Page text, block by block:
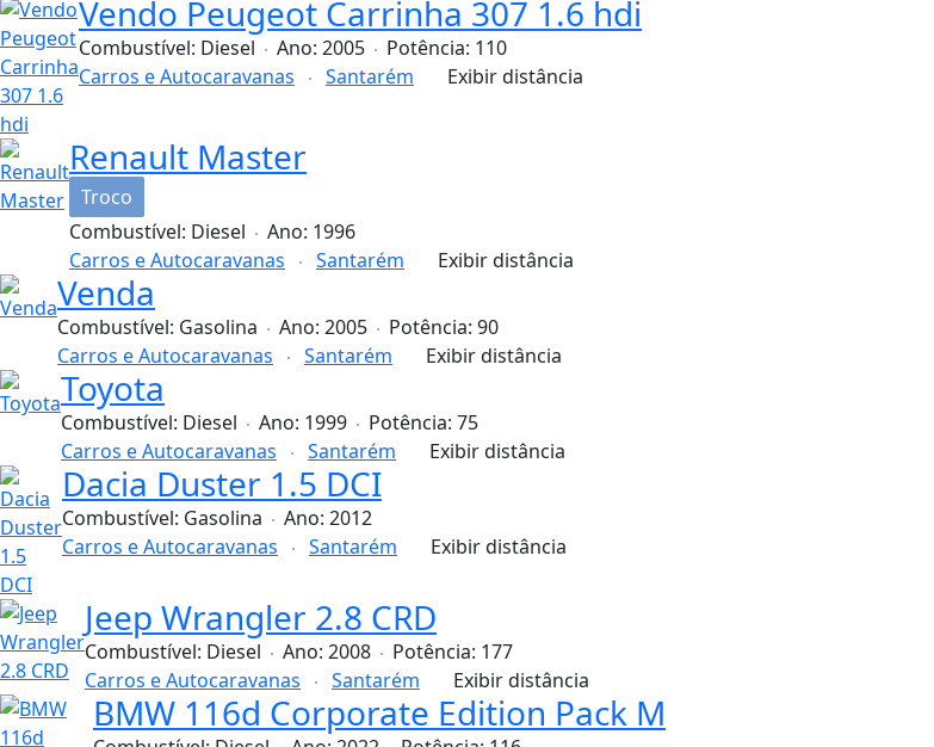
Vendo Peugeot Carrinha 307 1.6 hdi
Combustível: Diesel Ano: 2005 Potência: 110
Carros e Autocaravanas
Santarém Exibir distância
Renault Master
Troco
Combustível: Diesel Ano: 1996
Carros e Autocaravanas
Santarém Exibir distância
Venda
Combustível: Gasolina Ano: 2005 Potência: 90
Carros e Autocaravanas
Santarém Exibir distância
Toyota
Combustível: Diesel Ano: 1999 Potência: 75
Carros e Autocaravanas
Santarém Exibir distância
Dacia Duster 1.5 DCI
Combustível: Gasolina Ano: 2012
Carros e Autocaravanas
Santarém Exibir distância
Jeep Wrangler 2.8 CRD
Combustível: Diesel Ano: 2008 Potência: 177
Carros e Autocaravanas
Santarém Exibir distância
BMW 116d Corporate Edition Pack M